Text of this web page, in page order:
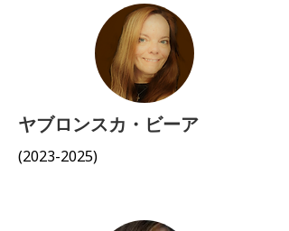
ヤブロンスカ・ビーア
(2023-2025)